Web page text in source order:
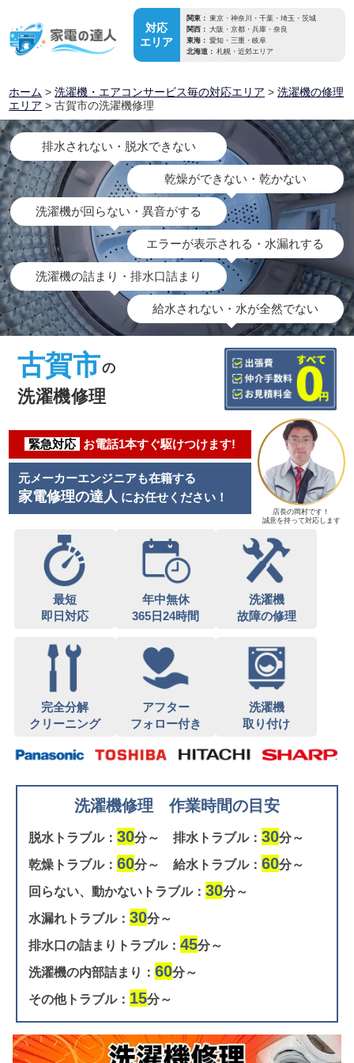
対応
エリア
関東： 東京・神奈川・千葉・埼玉・茨城
関西： 大阪・京都・兵庫・奈良
東海： 愛知・三重・岐阜
北海道： 札幌・近郊エリア
ホーム >洗濯機・エアコンサービス毎の対応エリア >洗濯機の修理
エリア > 古賀市の洗濯機修理
排水されない・脱水できない
乾燥ができない・乾かない
洗濯機が回らない・異音がする
エラーが表示される・水漏れする
洗濯機の詰まり・排水口詰まり
給水されない・水が全然でない
古賀市の
洗濯機修理
緊急対応 お電話1本すぐ駆けつけます!
元メーカーエンジニアも在籍する
家電修理の達人 にお任せください！
店長の岡村です！
誠意を持って対応します
最短
即日対応
年中無休
365日24時間
洗濯機
故障の修理
完全分解
クリーニング
アフター
フォロー付き
洗濯機
取り付け
洗濯機修理 作業時間の目安
脱水トラブル： 30分～ 排水トラブル： 30分～
乾燥トラブル： 60分～ 給水トラブル： 60分～
回らない、動かないトラブル： 30分～
水漏れトラブル： 30分～
排水口の詰まりトラブル： 45分～
洗濯機の内部詰まり： 60分～
その他トラブル： 15分～